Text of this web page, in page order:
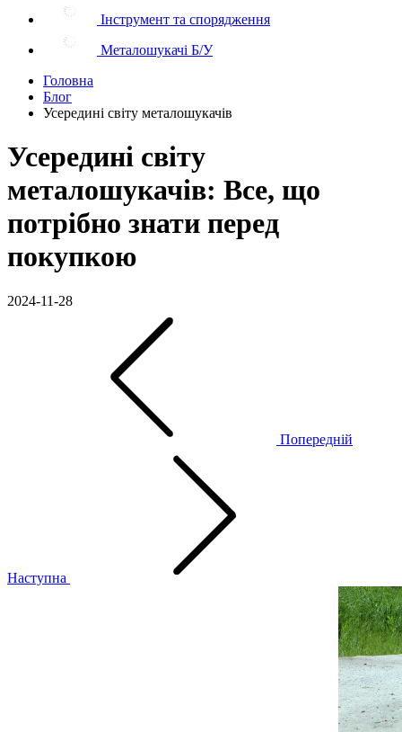
Інструмент та спорядження
Металошукачі Б/У
Головна
Блог
Усередині світу металошукачів
Усередині світу
металошукачів: Все, що
потрібно знати перед
покупкою
2024-11-28
Попередній
Наступна